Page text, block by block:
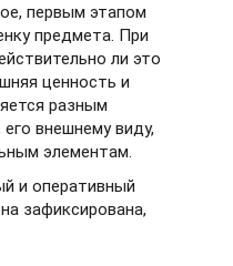
первым этапом
предмета. При
ли это
ценность и
разным
внешнему виду,
элементам.
и оперативный
зафиксирована,